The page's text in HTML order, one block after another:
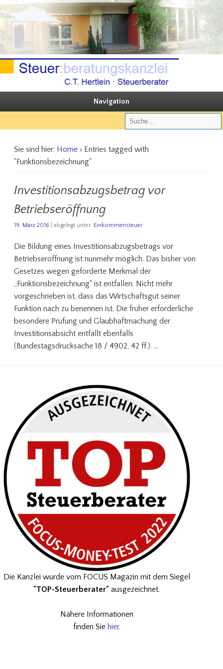
Steuerberatungskanzlei C.T. Hertlein
Sie steuern, wir beraten
Navigation
Sie sind hier: Home› Entries tagged with
"Funktionsbezeichnung"
Investitionsabzugsbetrag vor
Betriebseröffnung
19. März 2016 | abgelegt unter: Einkommensteuer
Die Bildung eines Investitionsabzugsbetrags vor
Betriebseröffnung ist nunmehr möglich. Das bisher von
Gesetzes wegen geforderte Merkmal der
„Funktionsbezeichnung“ ist entfallen. Nicht mehr
vorgeschrieben ist, dass das Wirtschaftsgut seiner
Funktion nach zu benennen ist. Die früher erforderliche
besondere Prüfung und Glaubhaftmachung der
Investitionsabsicht entfällt ebenfalls
(Bundestagsdrucksache 18 / 4902, 42 ff.). …
Die Kanzlei wurde vom FOCUS Magazin mit dem Siegel
"TOP-Steuerberater" ausgezeichnet.
Nähere Informationen
finden Sie hier.